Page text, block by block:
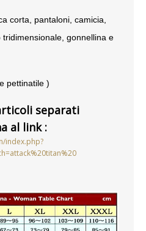
corta, pantaloni, camicia,
gonnellina e
pettinatile )
separati
al link :
index.php?